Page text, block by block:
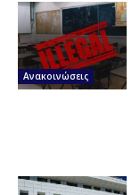
Ανακοινώσεις